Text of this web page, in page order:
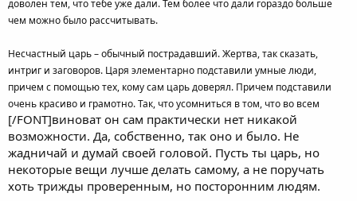
доволен тем, что тебе уже дали. Тем более что дали гораздо больше
чем можно было рассчитывать.
Несчастный царь – обычный пострадавший. Жертва, так сказать,
интриг и заговоров. Царя элементарно подставили умные люди,
причем с помощью тех, кому сам царь доверял. Причем подставили
очень красиво и грамотно. Так, что усомниться в том, что во всем
[/FONT]виноват он сам практически нет никакой
возможности. Да, собственно, так оно и было. Не
жадничай и думай своей головой. Пусть ты царь, но
некоторые вещи лучше делать самому, а не поручать
хоть трижды проверенным, но посторонним людям.